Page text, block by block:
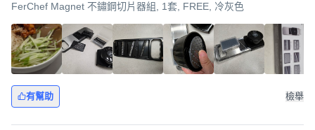
FerChef Magnet 不鏽鋼切片器組, 1套, FREE, 冷灰色
有幫助 檢舉